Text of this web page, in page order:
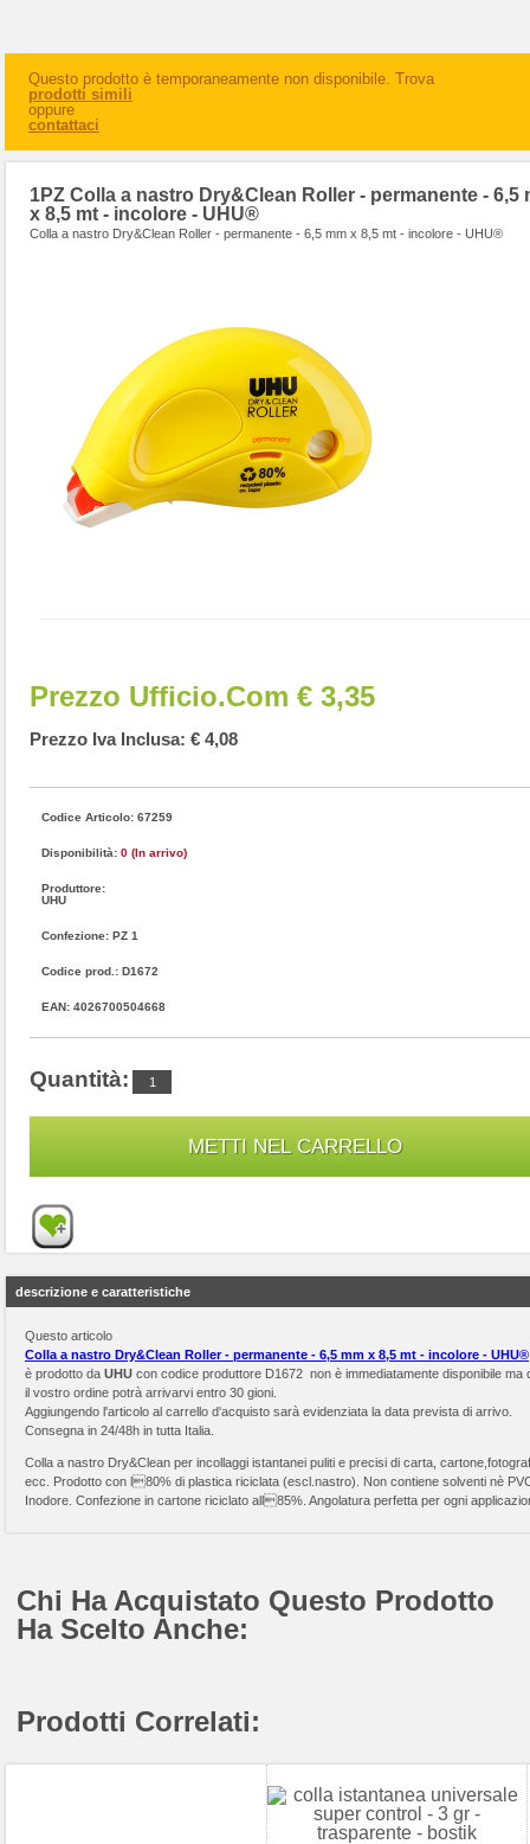
Questo prodotto è temporaneamente non disponibile. Trova
prodotti simili
oppure
contattaci
1PZ Colla a nastro Dry&Clean Roller - permanente - 6,5
x 8,5 mt - incolore - UHU®
Colla a nastro Dry&Clean Roller - permanente - 6,5 mm x 8,5 mt - incolore - UHU®
Prezzo Ufficio.com € 3,35
Prezzo Iva Inclusa: € 4,08
Codice Articolo: 67259
Disponibilità: 0 (In arrivo)
Produttore:
UHU
Confezione: PZ 1
Codice prod.: D1672
EAN: 4026700504668
Quantità:
descrizione e caratteristiche
Questo articolo
Colla a nastro Dry&Clean Roller - permanente - 6,5 mm x 8,5 mt - incolore - UHU®
è prodotto da UHU con codice produttore D1672 non è immediatamente disponibile ma
il vostro ordine potrà arrivarvi entro 30 gioni.
Aggiungendo l'articolo al carrello d'acquisto sarà evidenziata la data prevista di arrivo.
Consegna in 24/48h in tutta Italia.
Colla a nastro Dry&Clean per incollaggi istantanei puliti e precisi di carta,
ecc. Prodotto con l80% di plastica riciclata (escl.nastro). Non contiene solventi nè
Inodore. Confezione in cartone riciclato all85%. Angolatura perfetta per ogni
Chi Ha Acquistato Questo Prodotto
Ha Scelto Anche:
Prodotti Correlati: